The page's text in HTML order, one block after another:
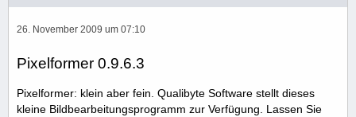
26. November 2009 um 07:10
Pixelformer 0.9.6.3
Pixelformer: klein aber fein. Qualibyte Software stellt dieses
kleine Bildbearbeitungsprogramm zur Verfügung. Lassen Sie